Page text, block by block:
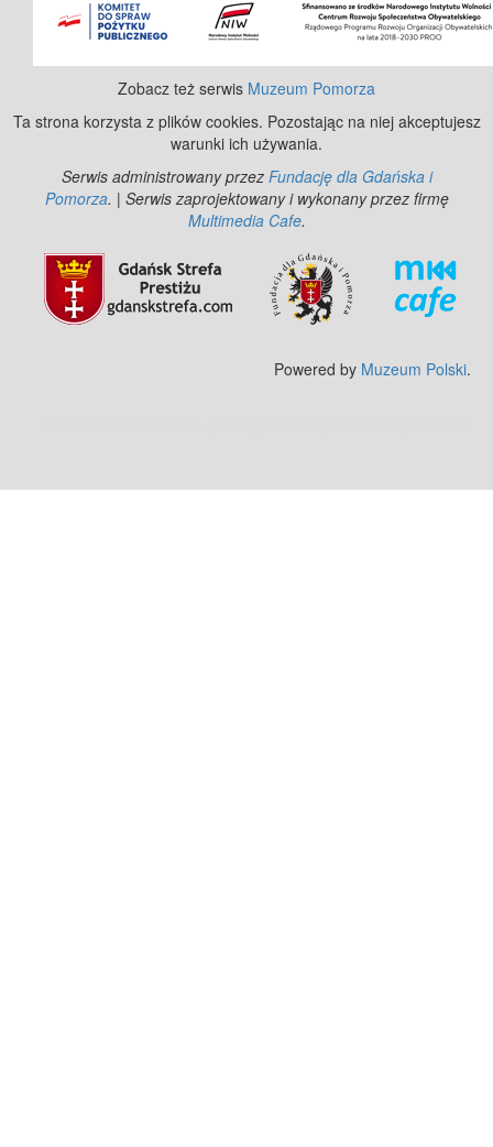
Zobacz też serwis Muzeum Pomorza
Ta strona korzysta z plików cookies. Pozostając na niej akceptujesz
warunki ich używania.
Serwis administrowany przez Fundację dla Gdańska i
Pomorza. | Serwis zaprojektowany i wykonany przez firmę
Multimedia Cafe.
Powered by Muzeum Polski.